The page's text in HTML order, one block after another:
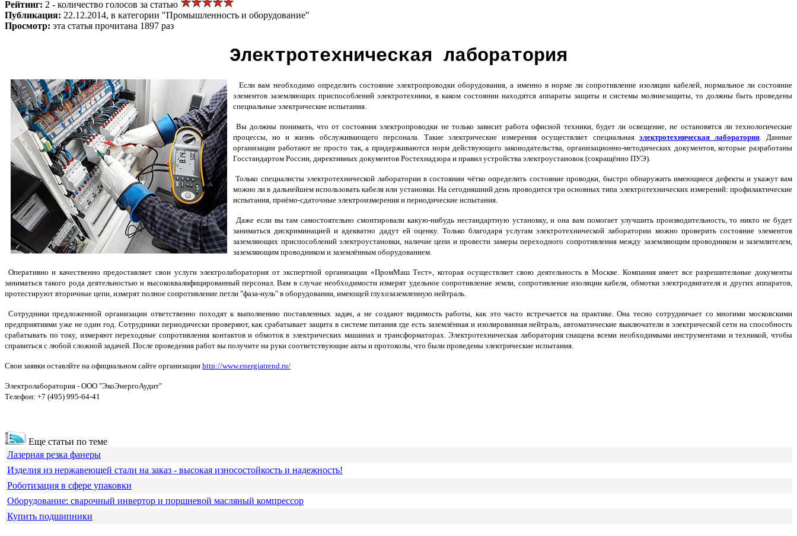
Рейтинг: 2 - количество голосов за статью
Публикация: 22.12.2014, в категории "Промышленность и оборудование"
Просмотр: эта статья прочитана 1897 раз
Электротехническая лаборатория
Если вам необходимо определить состояние электропроводки оборудования, а именно в норме ли сопротивление изоляции кабелей, нормальное ли состояние
элементов заземляющих приспособлений электротехники, в каком состоянии находятся аппараты защиты и системы молниезащиты, то должны быть проведены
специальные электрические испытания.
Вы должны понимать, что от состояния электропроводки не только зависит работа офисной техники, будет ли освещение, не остановятся ли технологические
процессы, но и жизнь обслуживающего персонала. Такие электрические измерения осуществляет специальная электротехническая лаборатория. Данные
организации работают не просто так, а придерживаются норм действующего законодательства, организационно-методических документов, которые разработаны
Госстандартом России, директивных документов Ростехнадзора и правил устройства электроустановок (сокращённо ПУЭ).
Только специалисты электротехнической лаборатории в состоянии чётко определить состояние проводки, быстро обнаружить имеющиеся дефекты и укажут вам
можно ли в дальнейшем использовать кабеля или установки. На сегодняшний день проводится три основных типа электротехнических измерений: профилактические
испытания, приёмо-сдаточные электроизмерения и периодические испытания.
Даже если вы там самостоятельно смонтировали какую-нибудь нестандартную установку, и она вам помогает улучшить производительность, то никто не будет
заниматься дискриминацией и адекватно дадут ей оценку. Только благодаря услугам электротехнической лаборатории можно проверить состояние элементов
заземляющих приспособлений электроустановки, наличие цепи и провести замеры переходного сопротивления между заземляющим проводником и заземлителем,
заземляющим проводником и заземлённым оборудованием.
Оперативно и качественно предоставляет свои услуги электролаборатория от экспертной организации «ПромМаш Тест», которая осуществляет свою деятельность в Москве. Компания имеет все разрешительные документы
заниматься такого рода деятельностью и высококвалифицированный персонал. Вам в случае необходимости измерят удельное сопротивление земли, сопротивление изоляции кабеля, обмотки электродвигателя и других аппаратов,
протестируют вторичные цепи, измерят полное сопротивление петли "фаза-нуль" в оборудовании, имеющей глухозаземленную нейтраль.
Сотрудники предложенной организации ответственно походят к выполнению поставленных задач, а не создают видимость работы, как это часто встречается на практике. Она тесно сотрудничает со многими московскими
предприятиями уже не один год. Сотрудники периодически проверяют, как срабатывает защита в системе питания где есть заземлённая и изолированная нейтраль, автоматические выключатели в электрической сети на способность
срабатывать по току, измеряют переходные сопротивления контактов и обмоток в электрических машинах и трансформаторах. Электротехническая лаборатория снащена всеми необходимыми инструментами и техникой, чтобы
справиться с любой сложной задачей. После проведения работ вы получите на руки соответствующие акты и протоколы, что были проведены электрические испытания.
Свои заявки оставлйте на официальном сайте организации http://www.energiatrend.ru/
Электролаборатория - ООО "ЭкоЭнергоАудит"
Телефон: +7 (495) 995-64-41
Еще статьи по теме
Лазерная резка фанеры
Изделия из нержавеющей стали на заказ - высокая износостойкость и надежность!
Роботизация в сфере упаковки
Оборудование: сварочный инвертор и поршневой масляный компрессор
Купить подшипники